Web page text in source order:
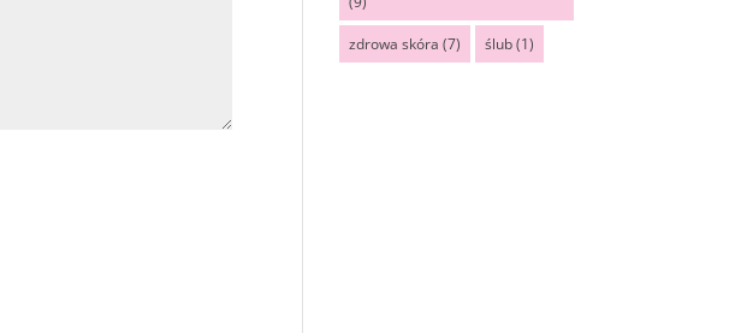
zdrowa skóra (7) ślub(1)